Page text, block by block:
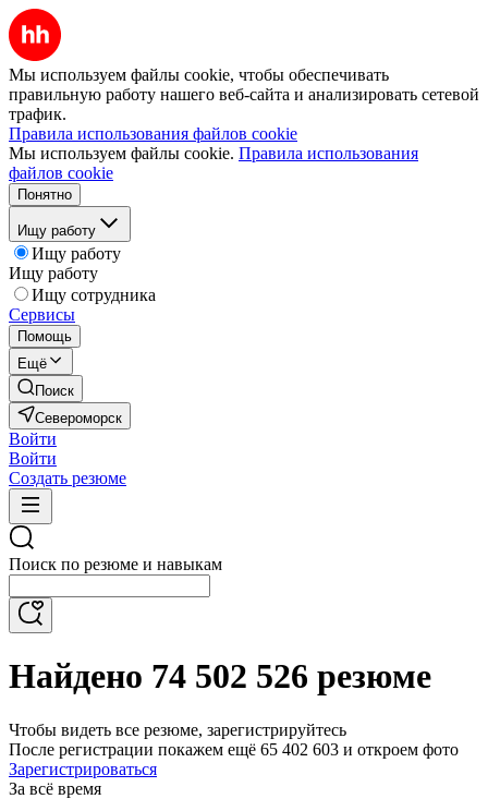
Мы используем файлы cookie, чтобы обеспечивать
правильную работу нашего веб-сайта и анализировать сетевой
трафик.
Правила использования файлов cookie
Мы используем файлы cookie. Правила использования
файлов cookie
Понятно
Ищу работу
Ищу работу
Ищу работу
Ищу сотрудника
Сервисы
Помощь
Ещё
Поиск
Североморск
Войти
Войти
Создать резюме
Поиск по резюме и навыкам
Найдено 74 502 526 резюме
Чтобы видеть все резюме, зарегистрируйтесь
После регистрации покажем ещё 65 402 603 и откроем фото
Зарегистрироваться
За всё время